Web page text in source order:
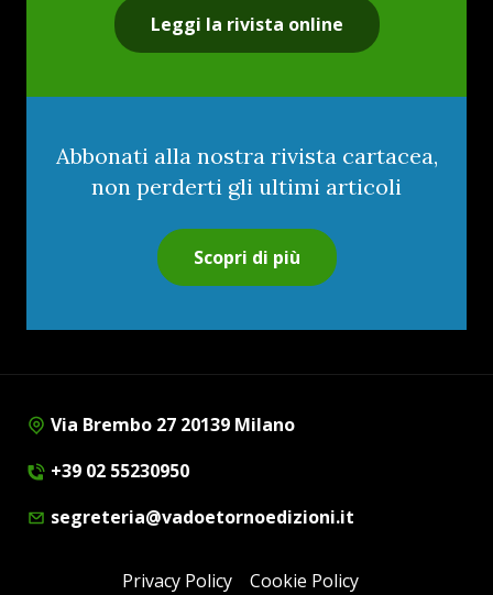
Leggi la rivista online
Abbonati alla nostra rivista cartacea,
non perderti gli ultimi articoli
Scopri di più
Via Brembo 27 20139 Milano
+39 02 55230950
segreteria@vadoetornoedizioni.it
Privacy Policy Cookie Policy